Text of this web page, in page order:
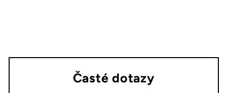
Časté dotazy